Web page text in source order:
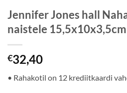
Jennifer Jones hall
naistele 15,5x10x3,5cm
€32,40
• Rahakotil on 12 krediitkaardi